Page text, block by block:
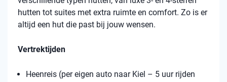
hutten tot suites met extra ruimte en comfort. Zo is er
altijd een hut die past bij jouw wensen.
Vertrektijden
Heenreis (per eigen auto naar Kiel – 5 uur rijden